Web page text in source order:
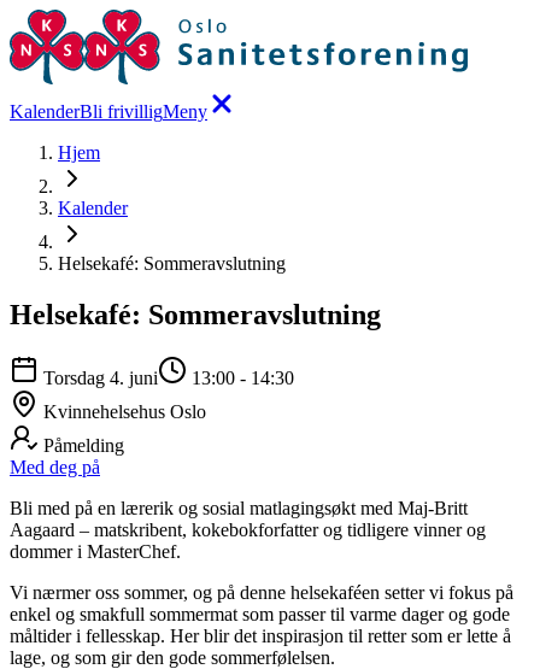
KalenderBli frivilligMeny
Hjem
Kalender
Helsekafé: Sommeravslutning
Helsekafé: Sommeravslutning
Torsdag 4. juni 13:00 - 14:30
Kvinnehelsehus Oslo
Påmelding
Med deg på
Bli med på en lærerik og sosial matlagingsøkt med Maj-Britt
Aagaard – matskribent, kokebokforfatter og tidligere vinner og
dommer i MasterChef.
Vi nærmer oss sommer, og på denne helsekaféen setter vi fokus på
enkel og smakfull sommermat som passer til varme dager og gode
måltider i fellesskap. Her blir det inspirasjon til retter som er lette å
lage, og som gir den gode sommerfølelsen.